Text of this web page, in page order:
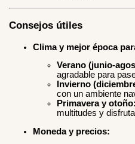
Consejos útiles
Clima y mejor época
Verano (junio-
agradable para
Invierno
con un ambiente
Primavera y otoño:
multitudes y
Moneda y precios: